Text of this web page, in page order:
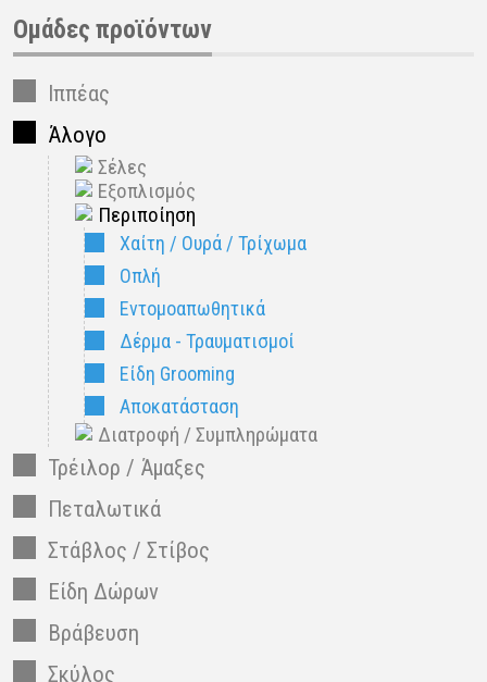
Ομάδες προϊόντων
Ιππέας
Άλογο
Σέλες
Εξοπλισμός
Περιποίηση
Χαίτη / Ουρά / Τρίχωμα
Οπλή
Εντομοαπωθητικά
Δέρμα - Τραυματισμοί
Είδη Grooming
Αποκατάσταση
Διατροφή / Συμπληρώματα
Τρέιλορ / Άμαξες
Πεταλωτικά
Στάβλος / Στίβος
Είδη Δώρων
Βράβευση
Σκύλος